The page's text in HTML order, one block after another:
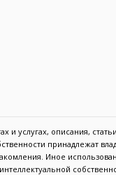
и услугах, описания,
принадлежат
Иное